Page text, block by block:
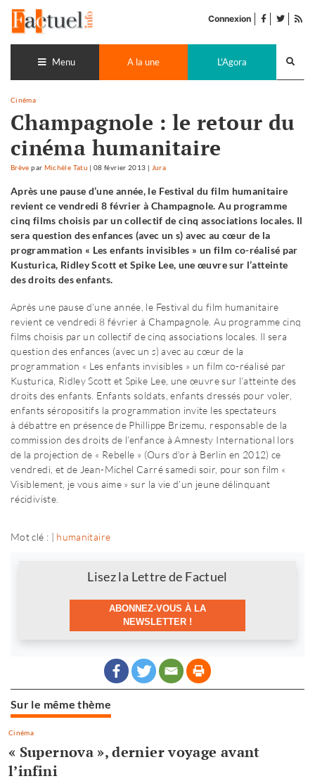
contenu
Connexion facebook
twitter
Menu A la une L'Agora
Cinéma
Champagnole : le retour du
cinéma humanitaire
Brève par Michèle Tatu |08 février 2013 | Jura
Après une pause d’une année, le Festival du film humanitaire
revient ce vendredi 8 février à Champagnole. Au programme
cinq films choisis par un collectif de cinq associations locales. Il
sera question des enfances (avec un s) avec au cœur de la
programmation « Les enfants invisibles » un film co-réalisé par
Kusturica, Ridley Scott et Spike Lee, une œuvre sur l’atteinte
des droits des enfants.
Après une pause d’une année, le Festival du film humanitaire
revient ce vendredi 8 février à Champagnole. Au programme cinq
films choisis par un collectif de cinq associations locales. Il sera
question des enfances (avec uns) avec au cœur de la
programmation « Les enfants invisibles » un film co-réalisé par
Kusturica, Ridley Scott et Spike Lee, une œuvre sur l’atteinte des
droits des enfants. Enfants soldats, enfants dressés pour voler,
enfants séropositifs la programmation invite les spectateurs
à débattre en présence de Phillippe Brizemu, responsable de la
commission des droits de l’enfance à Amnesty International lors
de la projection de « Rebelle » (Ours d’or à Berlin en 2012) ce
vendredi, et de Jean-Michel Carré samedi soir, pour son film «
Visiblement, je vous aime » sur la vie d’un jeune délinquant
récidiviste.
Mot clé : | humanitaire
Lisez la Lettre de Factuel
ABONNEZ-VOUS À LA
NEWSLETTER !
Sur le même thème
Cinéma
« Supernova », dernier voyage avant
l’infini